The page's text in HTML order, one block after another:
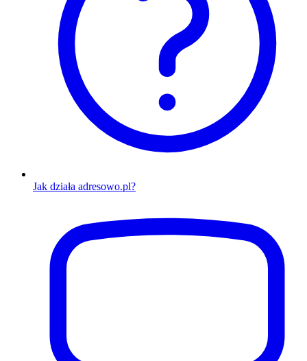
Jak działa adresowo.pl?